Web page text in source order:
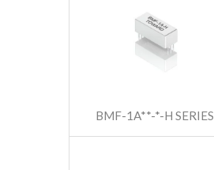
BMF-1A**-*-H SERIES